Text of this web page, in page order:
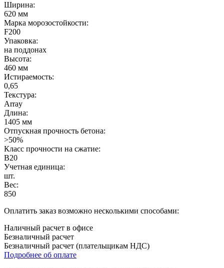
Ширина:
620 мм
Марка морозостойкости:
F200
Упаковка:
на поддонах
Высота:
460 мм
Истираемость:
0,65
Текстура:
Array
Длина:
1405 мм
Отпускная прочность бетона:
>50%
Класс прочности на сжатие:
B20
Учетная единица:
шт.
Вес:
850
Оплатить заказ возможно несколькими способами:
Наличный расчет в офисе
Безналичный расчет
Безналичный расчет (плательщикам НДС)
Подробнее об оплате